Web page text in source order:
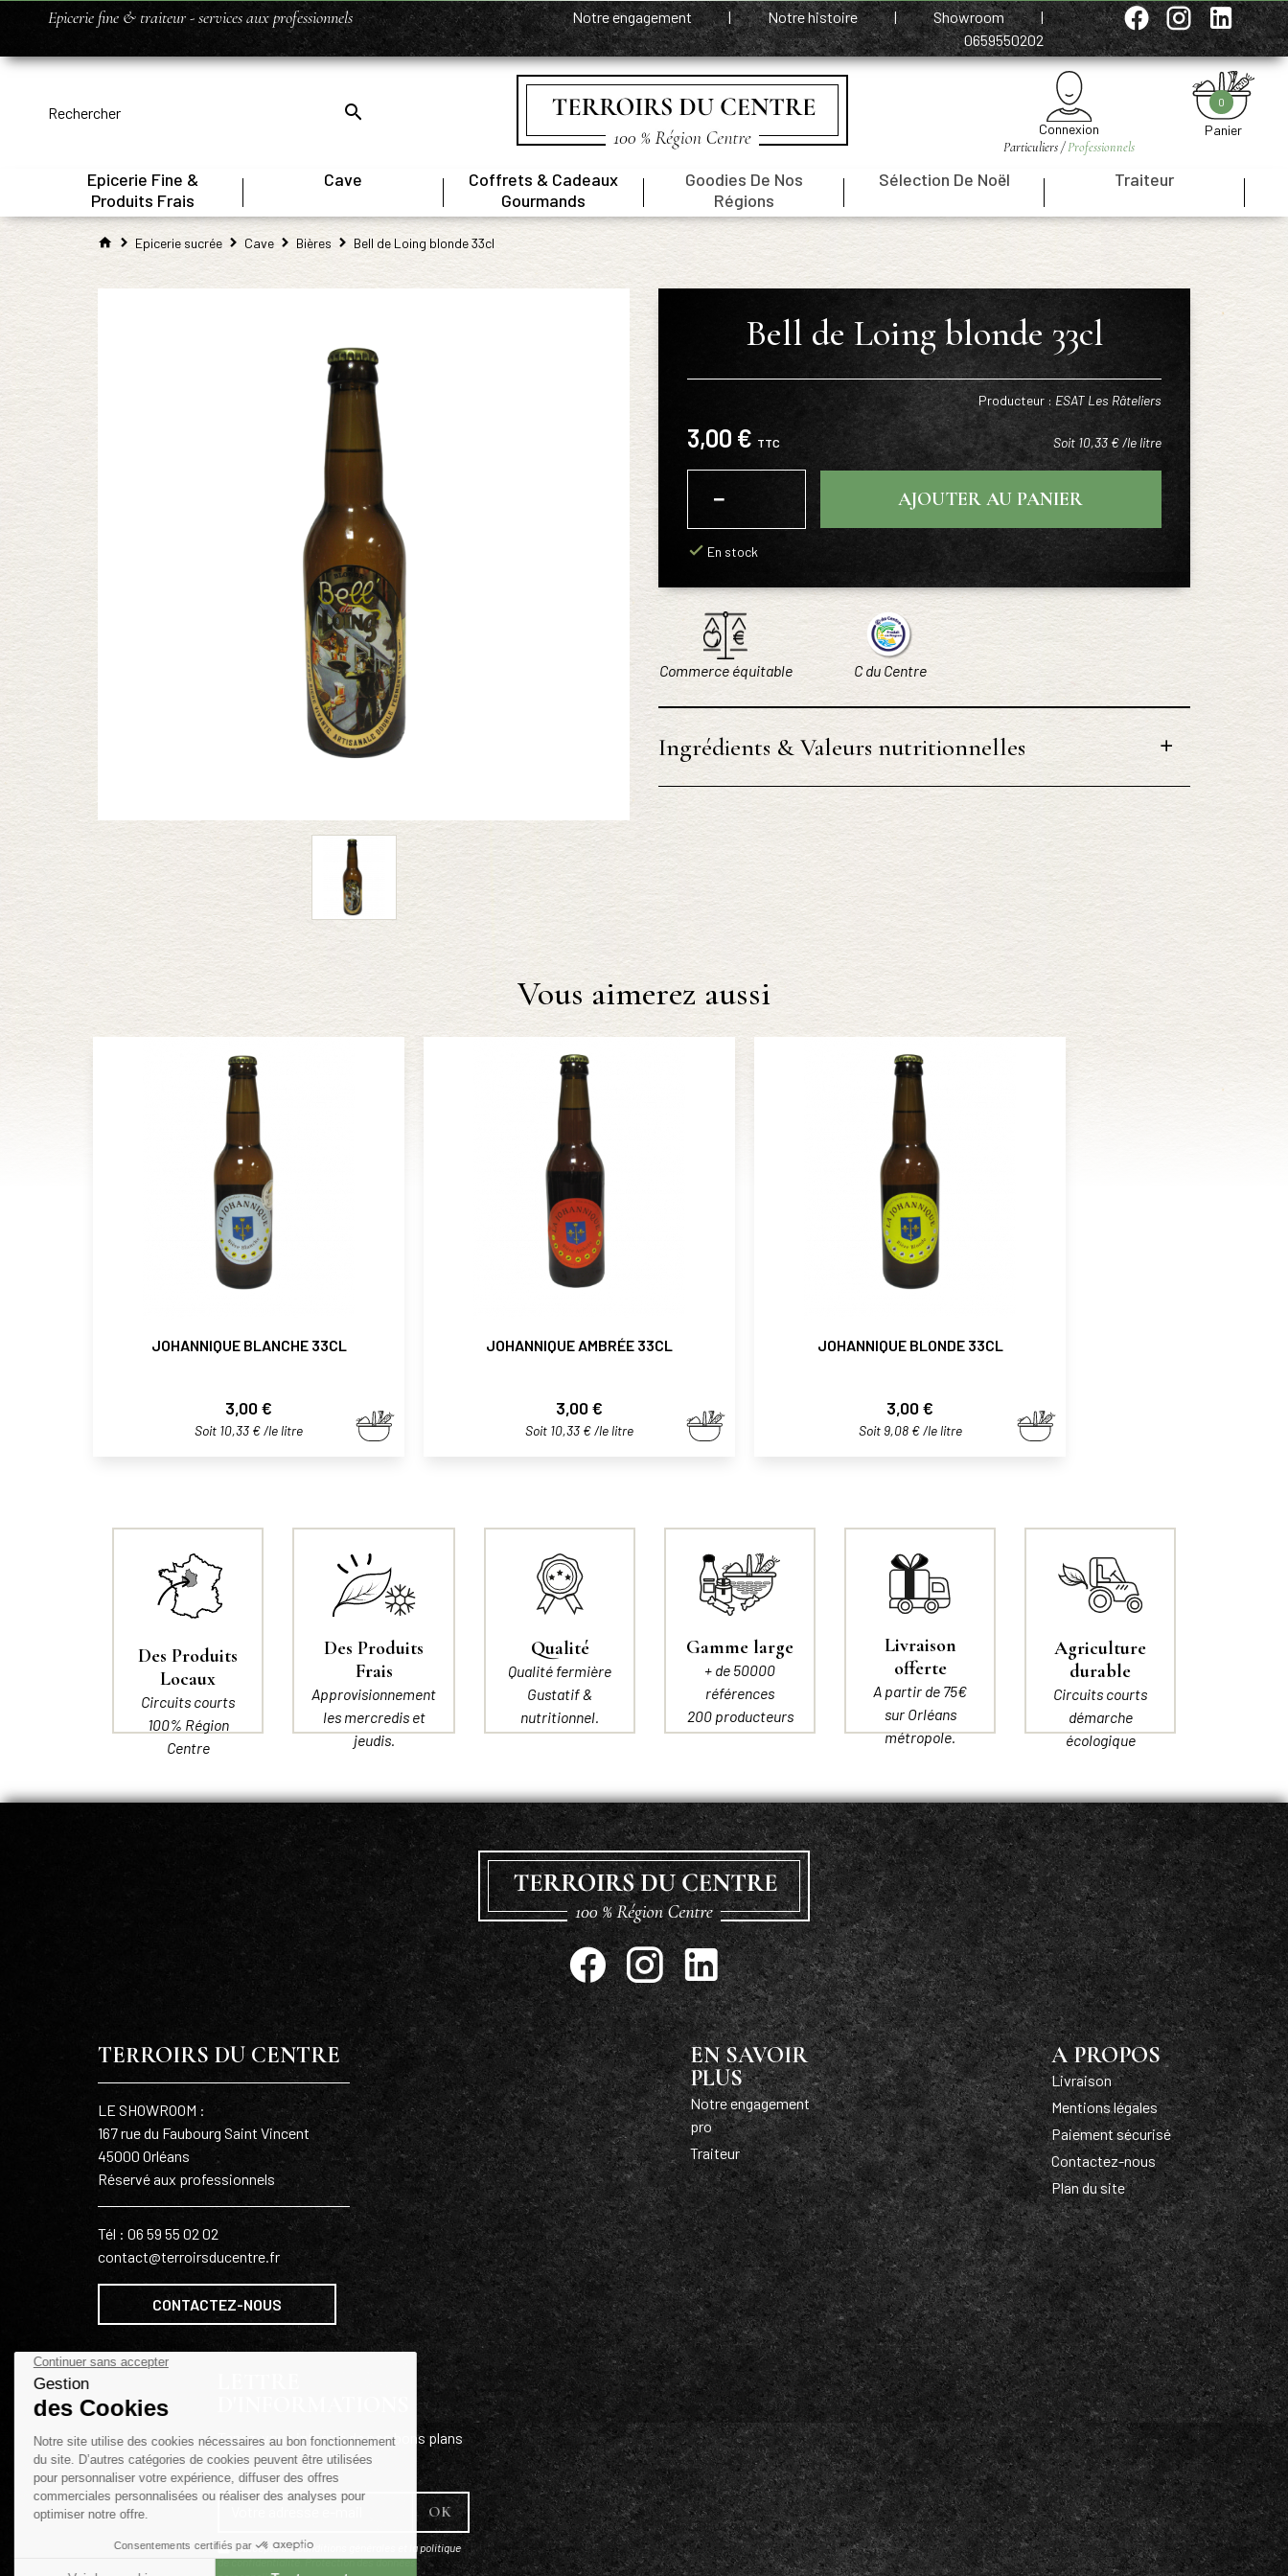
Epicerie fine & traiteur - services aux professionnels Notre engagement | Notre histoire | Showroom
|
0659550202
Connexion
Particuliers /Professionnels
Panier
0
Epicerie Fine &
Produits Frais
Cave
Coffrets & Cadeaux
Gourmands
Goodies De Nos
Régions
Sélection De Noël Traiteur
Epicerie sucrée Cave Bières Bell de Loing blonde 33cl
Bell de Loing blonde 33cl
Producteur : ESAT Les Râteliers
3,00 € TTC Soit 10,33 € /le litre
−
+
AJOUTER AU PANIER
En stock
Commerce équitable C du Centre
Ingrédients & Valeurs nutritionnelles
Vous aimerez aussi
JOHANNIQUE BLANCHE 33CL
Prix
3,00 €
Soit 10,33 € /le litre
JOHANNIQUE AMBRÉE 33CL
Prix
3,00 €
Soit 10,33 € /le litre
JOHANNIQUE BLONDE 33CL
Prix
3,00 €
Soit 9,08 € /le litre
Des Produits
Locaux
Circuits courts
100% Région
Centre
Des Produits
Frais
Approvisionnement
les mercredis et
jeudis.
Qualité
Qualité fermière
Gustatif &
nutritionnel.
Gamme large
+ de 50000
références
200 producteurs
Livraison
offerte
A partir de 75€
sur Orléans
métropole.
Agriculture
durable
Circuits courts
démarche
écologique
TERROIRS DU CENTRE
LE SHOWROOM :
167 rue du Faubourg Saint Vincent
45000 Orléans
Réservé aux professionnels
Tél : 06 59 55 02 02
contact@terroirsducentre.fr
CONTACTEZ-NOUS
EN SAVOIR
PLUS
Notre engagement
pro
Traiteur
A PROPOS
Livraison
Mentions légales
Paiement sécurisé
Contactez-nous
Plan du site
Tenez-vous informé de nos bons plans
!
J'accepte les conditions générales et la politique
de confidentialité.Protection des données